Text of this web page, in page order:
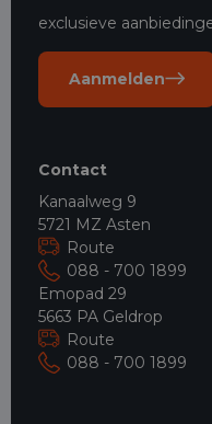
exclusieve
Aanmelden
Contact
Kanaalweg 9
5721 MZ Asten
Route
088 - 700 1899
Emopad 29
5663 PA Geldrop
Route
088 - 700 1899